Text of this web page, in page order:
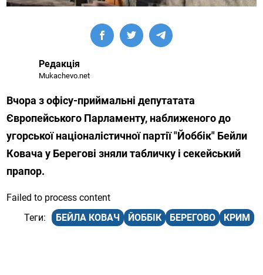
Редакція
Mukachevo.net
Вчора з офісу-приймальні депутатата
Європейського Парламенту, наближеного до
угорської націоналістичної партії "Йоббік" Бейли
Ковача у Берегові зняли табличку і секейський
прапор.
Failed to process content
БЕЙЛА КОВАЧ
ЙОББІК БЕРЕГОВО КРИМ